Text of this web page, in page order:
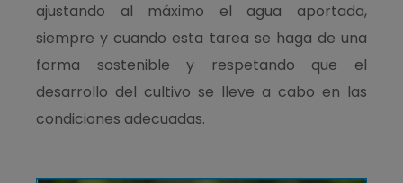
ajustando al máximo el agua aportada,
siempre y cuando esta tarea se haga de una
forma sostenible y respetando que el
desarrollo del cultivo se lleve a cabo en las
condiciones adecuadas.